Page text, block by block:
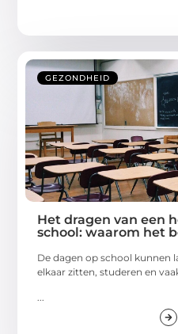
GEZONDHEID
Het dragen van een
school: waarom het
De dagen op school kunnen
elkaar zitten, studeren en